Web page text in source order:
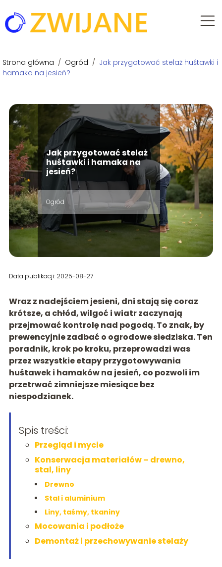
Strona główna / Ogród / Jak przygotować stelaż huśtawki i
hamaka na jesień?
Jak przygotować stelaż
huśtawki i hamaka na
jesień?
Ogród
Data publikacji: 2025-08-27
Wraz z nadejściem jesieni, dni stają się coraz
krótsze, a chłód, wilgoć i wiatr zaczynają
przejmować kontrolę nad pogodą. To znak, by
prewencyjnie zadbać o ogrodowe siedziska. Ten
poradnik, krok po kroku, przeprowadzi was
przez wszystkie etapy przygotowywania
huśtawek i hamaków na jesień, co pozwoli im
przetrwać zimniejsze miesiące bez
niespodzianek.
Spis treści:
Przegląd i mycie
Konserwacja materiałów – drewno,
stal, liny
Drewno
Stal i aluminium
Liny, taśmy, tkaniny
Mocowania i podłoże
Demontaż i przechowywanie stelaży